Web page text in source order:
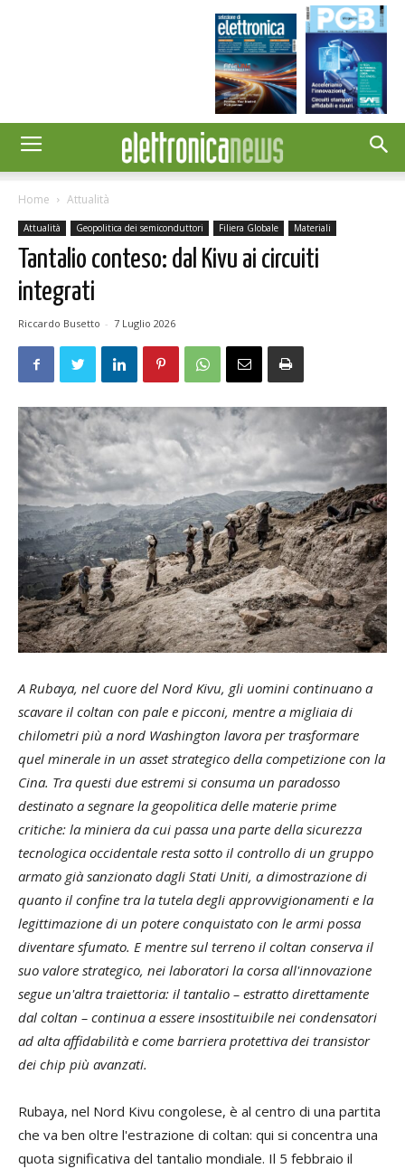
Home Attualità
Attualità Geopolitica dei semiconduttori Filiera Globale Materiali
Tantalio conteso: dal Kivu ai circuiti
integrati
Riccardo Busetto - 7 Luglio 2026
A Rubaya, nel cuore del Nord Kivu, gli uomini continuano a
scavare il coltan con pale e picconi, mentre a migliaia di
chilometri più a nord Washington lavora per trasformare
quel minerale in un asset strategico della competizione con la
Cina. Tra questi due estremi si consuma un paradosso
destinato a segnare la geopolitica delle materie prime
critiche: la miniera da cui passa una parte della sicurezza
tecnologica occidentale resta sotto il controllo di un gruppo
armato già sanzionato dagli Stati Uniti, a dimostrazione di
quanto il confine tra la tutela degli approvvigionamenti e la
legittimazione di un potere conquistato con le armi possa
diventare sfumato. E mentre sul terreno il coltan conserva il
suo valore strategico, nei laboratori la corsa all'innovazione
segue un'altra traiettoria: il tantalio – estratto direttamente
dal coltan – continua a essere insostituibile nei condensatori
ad alta affidabilità e come barriera protettiva dei transistor
dei chip più avanzati.
Rubaya, nel Nord Kivu congolese, è al centro di una partita
che va ben oltre l'estrazione di coltan: qui si concentra una
quota significativa del tantalio mondiale. Il 5 febbraio il